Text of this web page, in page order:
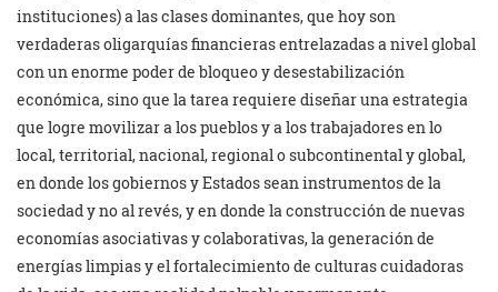
instituciones) a las clases dominantes, que hoy son
verdaderas oligarquías financieras entrelazadas a nivel global
con un enorme poder de bloqueo y desestabilización
económica, sino que la tarea requiere diseñar una estrategia
que logre movilizar a los pueblos y a los trabajadores en lo
local, territorial, nacional, regional o subcontinental y global,
en donde los gobiernos y Estados sean instrumentos de la
sociedad y no al revés, y en donde la construcción de nuevas
economías asociativas y colaborativas, la generación de
energías limpias y el fortalecimiento de culturas cuidadoras